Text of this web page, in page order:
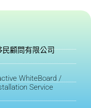
顧問有限公司
WhiteBoard /
Service